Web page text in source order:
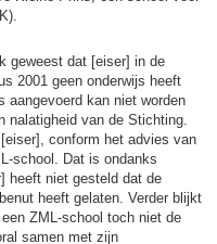
geweest dat [eiser] in de
2001 geen onderwijs heeft
aangevoerd kan niet worden
nalatigheid van de Stichting.
conform het advies van
school. Dat is ondanks
heeft niet gesteld dat de
heeft gelaten. Verder blijkt
ZML-school toch niet de
samen met zijn